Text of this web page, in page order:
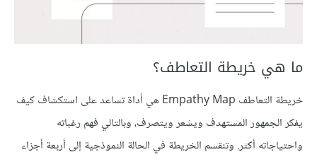
ما هي خريطة التعاطف؟
خريطة التعاطف Empathy Map هي أداة تساعد على استكشاف كيف
يفكر الجمهور المستهدف ويشعر ويتصرف، وبالتالي فهم رغباته
واحتياجاته أكثر. وتنقسم الخريطة في الحالة النموذجية إلى أربعة أجزاء